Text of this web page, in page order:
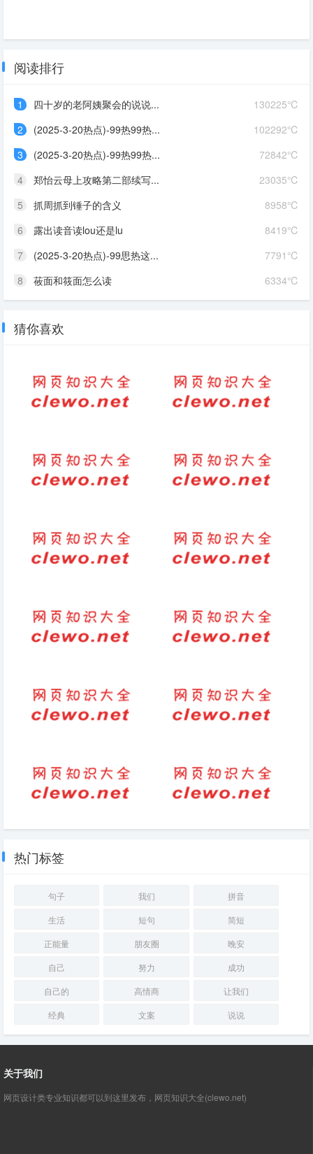
阅读排行
130225℃
1
四十岁的老阿姨聚会的说说...
102292℃
2
(2025-3-20热点)-99热99热...
72842℃
3
(2025-3-20热点)-99热99热...
23035℃
4
郑怡云母上攻略第二部续写...
8958℃
5
抓周抓到锤子的含义
8419℃
6
露出读音读lou还是lu
7791℃
7
(2025-3-20热点)-99思热这...
6334℃
8 莜面和筱面怎么读
猜你喜欢
亲子关系)
教，财富自由很幸福
热门标签
句子 我们
拼音
生活
短句
简短
正能量
朋友圈
晚安
自己
努力
成功
自己的
高情商
让我们
经典
文案 说说
关于我们
网页设计类专业知识都可以到这里发布，网页知识大全(clewo.net)